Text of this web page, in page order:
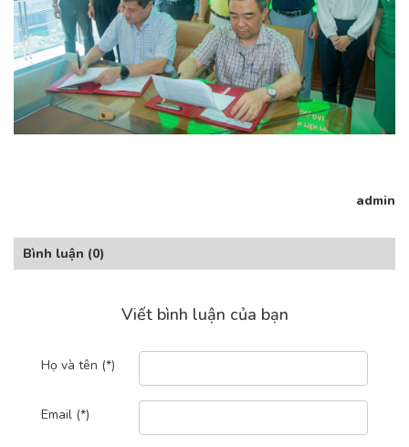
admin
Bình luận (0)
Viết bình luận của bạn
Họ và tên (*)
Email (*)